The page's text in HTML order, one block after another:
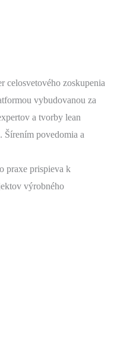
celosvetového zoskupenia
vybudovanou za
a tvorby lean
Šírením povedomia a
praxe prispieva k
výrobného